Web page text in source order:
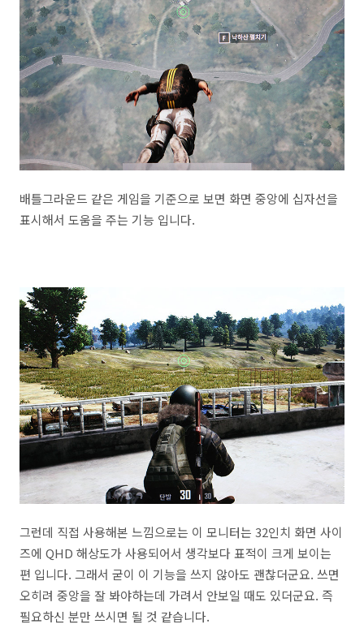
배틀그라운드 같은 게임을 기준으로 보면 화면 중앙에 십자선을
표시해서 도움을 주는 기능 입니다.
그런데 직접 사용해본 느낌으로는 이 모니터는 32인치 화면 사이
즈에 QHD 해상도가 사용되어서 생각보다 표적이 크게 보이는
편 입니다. 그래서 굳이 이 기능을 쓰지 않아도 괜찮더군요. 쓰면
오히려 중앙을 잘 봐야하는데 가려서 안보일 때도 있더군요. 즉
필요하신 분만 쓰시면 될 것 같습니다.